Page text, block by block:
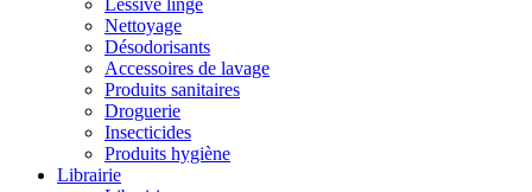
Nettoyage
Désodorisants
Accessoires de lavage
Produits sanitaires
Droguerie
Insecticides
Produits hygiène
Librairie